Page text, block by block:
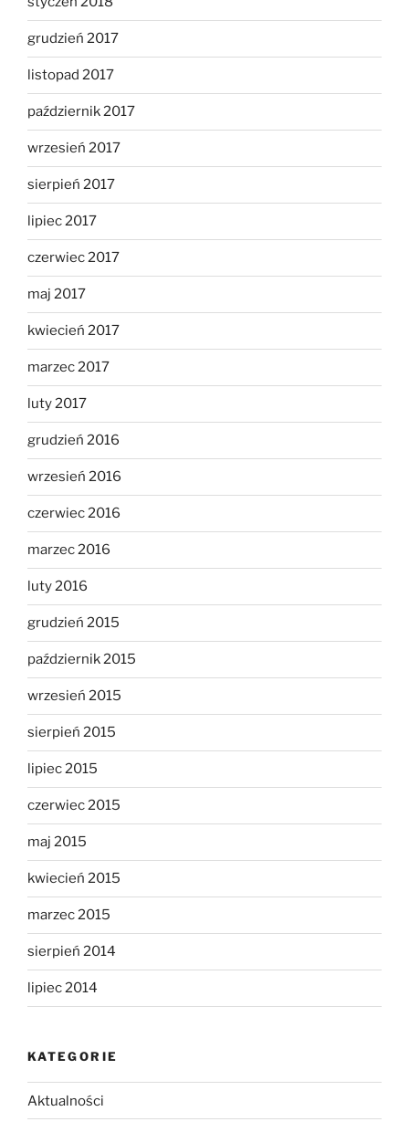
grudzień 2017
listopad 2017
październik 2017
wrzesień 2017
sierpień 2017
lipiec 2017
czerwiec 2017
maj 2017
kwiecień 2017
marzec 2017
luty 2017
grudzień 2016
wrzesień 2016
czerwiec 2016
marzec 2016
luty 2016
grudzień 2015
październik 2015
wrzesień 2015
sierpień 2015
lipiec 2015
czerwiec 2015
maj 2015
kwiecień 2015
marzec 2015
sierpień 2014
lipiec 2014
KATEGORIE
Aktualności